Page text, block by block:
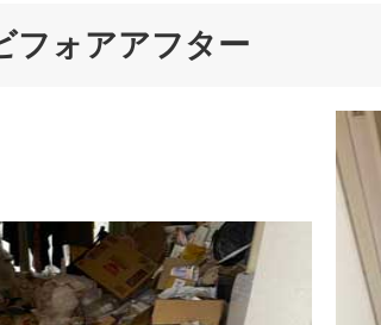
フォアアフター